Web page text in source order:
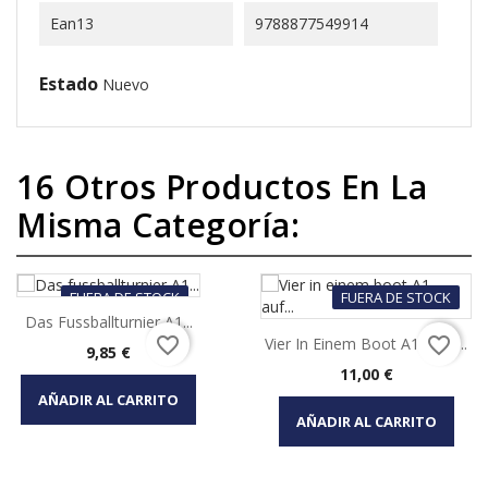
Ean13 9788877549914
Estado Nuevo
16 Otros Productos En La
Misma Categoría:
FUERA DE STOCK
Das Fussballturnier A1...
Precio
9,85 €
AÑADIR AL CARRITO
favorite_border
FUERA DE STOCK
Vier In Einem Boot A1 - Auf...
Precio
11,00 €
AÑADIR AL CARRITO
favorite_border